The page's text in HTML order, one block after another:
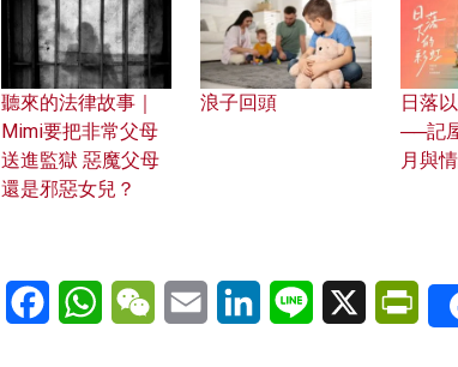
聽來的法律故事｜
Mimi要把非常父母
送進監獄 惡魔父母
還是邪惡女兒？
浪子回頭
日落
──記
月與
FacebookWhatsAppWeChatEmail LinkedInLine X